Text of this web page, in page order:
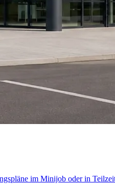
im Minijob oder in